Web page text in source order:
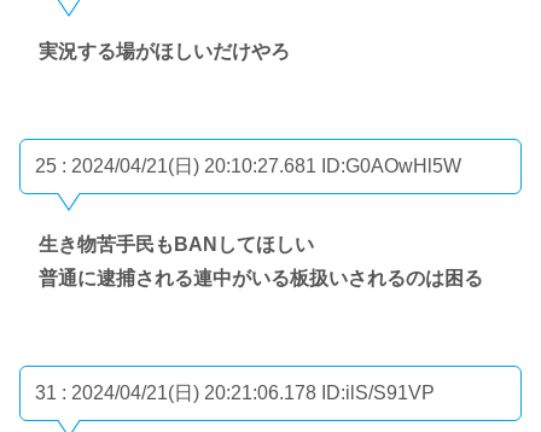
実況する場がほしいだけやろ
25 : 2024/04/21(日) 20:10:27.681 ID:G0AOwHl5W
生き物苦手民もBANしてほしい
普通に逮捕される連中がいる板扱いされるのは困る
31 : 2024/04/21(日) 20:21:06.178 ID:ilS/S91VP